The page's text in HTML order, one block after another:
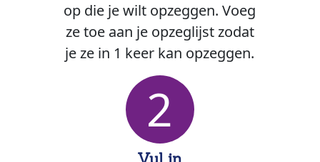
op die je wilt opzeggen. Voeg
ze toe aan je opzeglijst zodat
je ze in 1 keer kan opzeggen.
2